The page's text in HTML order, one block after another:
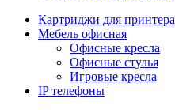
Картриджи для принтера
Мебель офисная
Офисные кресла
Офисные стулья
Игровые кресла
IP телефоны